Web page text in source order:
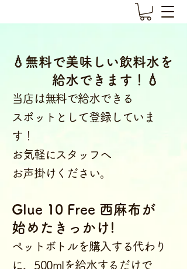
💧無料で美味しい飲料水を
給水できます！💧
当店は無料で給水できる
スポットとして登録していま
す！
お気軽にスタッフへ
お声掛けください。
Glue 10 Free 西麻布が
始めたきっかけ!
ペットボトルを購入する代わり
に、500mlを給水するだけで